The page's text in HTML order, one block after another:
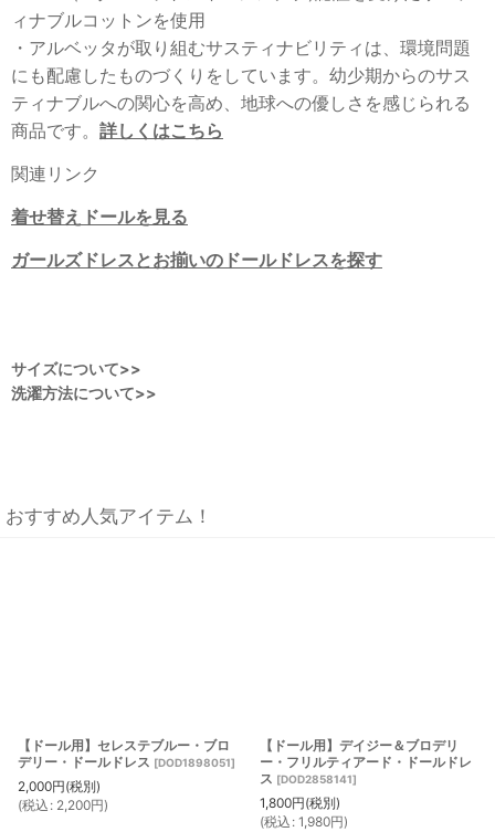
ィナブルコットンを使用
・アルベッタが取り組むサスティナビリティは、環境問題
にも配慮したものづくりをしています。幼少期からのサス
ティナブルへの関心を高め、地球への優しさを感じられる
商品です。 詳しくはこちら
関連リンク
着せ替えドールを見る
ガールズドレスとお揃いのドールドレスを探す
サイズについて>>
洗濯方法について>>
おすすめ人気アイテム！
【ドール用】セレステブルー・ブロ
デリー・ドールドレス [DOD1898051]
2,000円(税別)
(税込 : 2,200円)
【ドール用】デイジー＆ブロデリ
ー・フリルティアード・ドールドレ
ス [DOD2858141]
1,800円(税別)
(税込 : 1,980円)